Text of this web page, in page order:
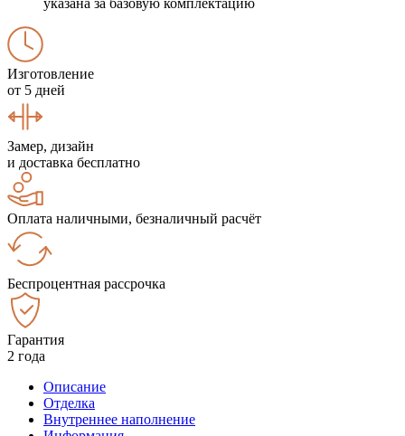
Изготовление
от 5 дней
Замер, дизайн
и доставка бесплатно
Оплата наличными, безналичный расчёт
Беспроцентная рассрочка
Гарантия
2 года
Описание
Отделка
Внутреннее наполнение